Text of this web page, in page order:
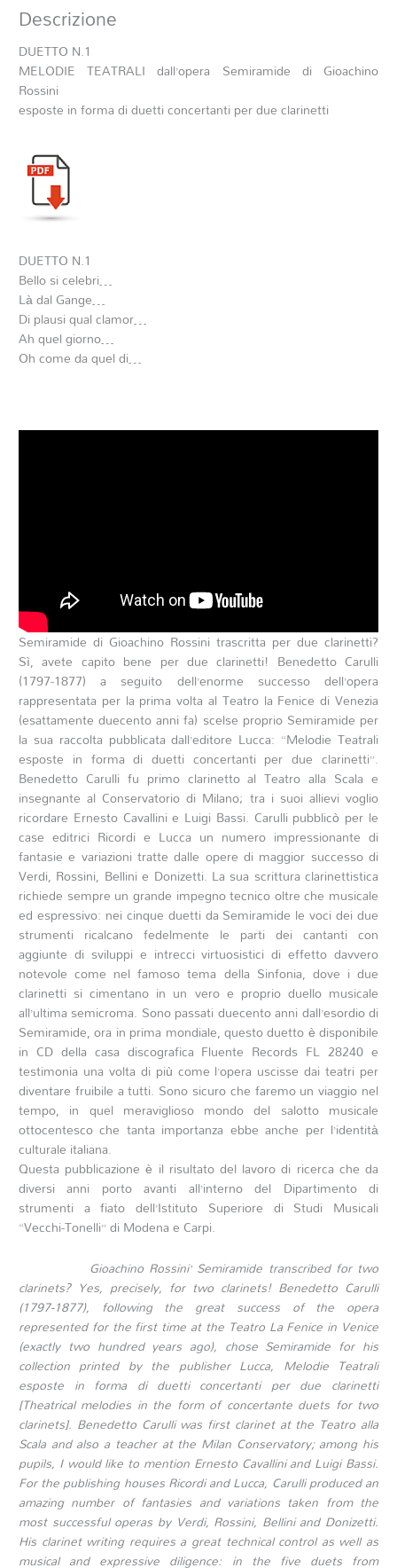
Descrizione
DUETTO N.1
MELODIE TEATRALI dall’opera Semiramide di Gioachino
Rossini
esposte in forma di duetti concertanti per due clarinetti
DUETTO N.1
Bello si celebri…
Là dal Gange…
Di plausi qual clamor…
Ah quel giorno…
Oh come da quel di…
Semiramide di Gioachino Rossini trascritta per due clarinetti?
Sì, avete capito bene per due clarinetti! Benedetto Carulli
(1797-1877) a seguito dell’enorme successo dell’opera
rappresentata per la prima volta al Teatro la Fenice di Venezia
(esattamente duecento anni fa) scelse proprio Semiramide per
la sua raccolta pubblicata dall’editore Lucca: “Melodie Teatrali
esposte in forma di duetti concertanti per due clarinetti”.
Benedetto Carulli fu primo clarinetto al Teatro alla Scala e
insegnante al Conservatorio di Milano; tra i suoi allievi voglio
ricordare Ernesto Cavallini e Luigi Bassi. Carulli pubblicò per le
case editrici Ricordi e Lucca un numero impressionante di
fantasie e variazioni tratte dalle opere di maggior successo di
Verdi, Rossini, Bellini e Donizetti. La sua scrittura clarinettistica
richiede sempre un grande impegno tecnico oltre che musicale
ed espressivo: nei cinque duetti da Semiramide le voci dei due
strumenti ricalcano fedelmente le parti dei cantanti con
aggiunte di sviluppi e intrecci virtuosistici di effetto davvero
notevole come nel famoso tema della Sinfonia, dove i due
clarinetti si cimentano in un vero e proprio duello musicale
all’ultima semicroma. Sono passati duecento anni dall’esordio di
Semiramide, ora in prima mondiale, questo duetto è disponibile
in CD della casa discografica Fluente Records FL 28240 e
testimonia una volta di più come l’opera uscisse dai teatri per
diventare fruibile a tutti. Sono sicuro che faremo un viaggio nel
tempo, in quel meraviglioso mondo del salotto musicale
ottocentesco che tanta importanza ebbe anche per l’identità
culturale italiana.
Questa pubblicazione è il risultato del lavoro di ricerca che da
diversi anni porto avanti all’interno del Dipartimento di
strumenti a fiato dell’Istituto Superiore di Studi Musicali
“Vecchi-Tonelli” di Modena e Carpi.
Gioachino Rossini’ Semiramide transcribed for two
clarinets? Yes, precisely, for two clarinets! Benedetto Carulli
(1797-1877), following the great success of the opera
represented for the first time at the Teatro La Fenice in Venice
(exactly two hundred years ago), chose Semiramide for his
collection printed by the publisher Lucca, Melodie Teatrali
esposte in forma di duetti concertanti per due clarinetti
[Theatrical melodies in the form of concertante duets for two
clarinets]. Benedetto Carulli was first clarinet at the Teatro alla
Scala and also a teacher at the Milan Conservatory; among his
pupils, I would like to mention Ernesto Cavallini and Luigi Bassi.
For the publishing houses Ricordi and Lucca, Carulli produced an
amazing number of fantasies and variations taken from the
most successful operas by Verdi, Rossini, Bellini and Donizetti.
His clarinet writing requires a great technical control as well as
musical and expressive diligence: in the five duets from